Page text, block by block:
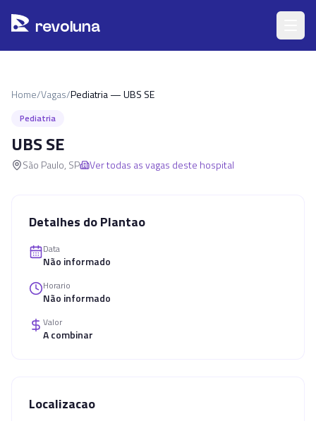
revoluna
Home/Vagas/Pediatria — UBS SE
Pediatria
UBS SE
São Paulo, SP Ver todas as vagas deste hospital
Detalhes do Plantao
Data
Não informado
Horario
Não informado
Valor
A combinar
Localizacao